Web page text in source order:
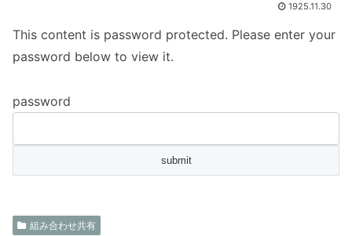
1925.11.30
This content is password protected. Please enter your
password below to view it.
password
組み合わせ共有